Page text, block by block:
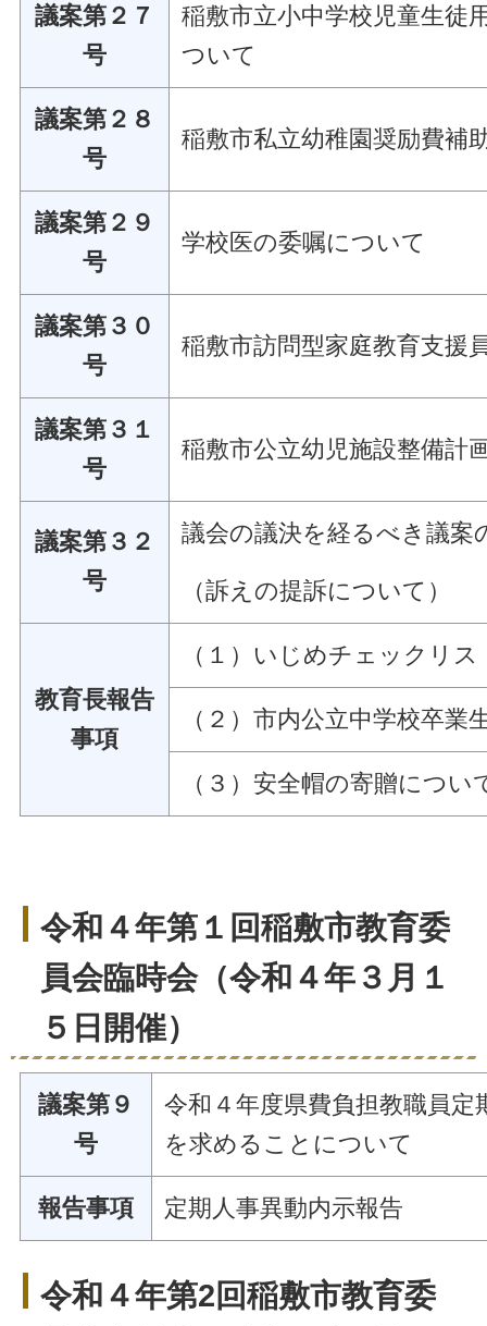
議案第２７
号
稲敷市立小中学校児童生徒
ついて
議案第２８
号
稲敷市私立幼稚園奨励費補
議案第２９
号
学校医の委嘱について
議案第３０
号
稲敷市訪問型家庭教育支援
議案第３１
号
稲敷市公立幼児施設整備計
議案第３２
号
議会の議決を経るべき議案
（訴えの提訴について）
教育長報告
事項
（１）いじめチェックリ
（２）市内公立中学校卒業
（３）安全帽の寄贈につい
令和４年第１回稲敷市教育委
員会臨時会（令和４年３月１
５日開催）
議案第９
号
令和４年度県費負担教職員
を求めることについて
報告事項 定期人事異動内示報告
令和４年第2回稲敷市教育委